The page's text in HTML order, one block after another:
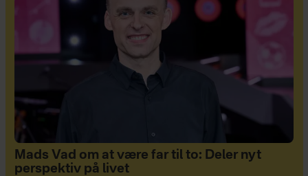
Mads Vad om at være far til to: Deler nyt
perspektiv på livet